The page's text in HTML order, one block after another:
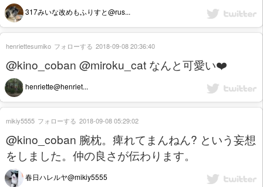
317みいな改めもふりすと@rus...
@kino_coban @miroku_cat なんと可愛い❤️
henriette@henriet...
henriettesumiko フォローする 2018-09-08 20:36:40
@kino_coban 腕枕。痺れてまんねん? という妄想
をしました。仲の良さが伝わります。
春日ハレルヤ@mikiy5555
mikiy5555 フォローする 2018-09-08 05:29:02